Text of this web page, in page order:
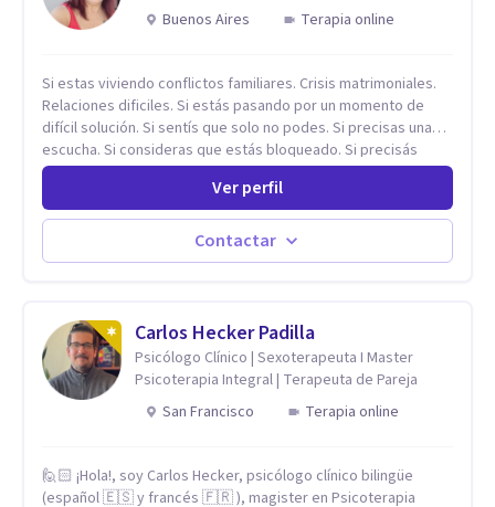
Buenos Aires
Terapia online
Si estas viviendo conflictos familiares. Crisis matrimoniales.
Relaciones dificiles. Si estás pasando por un momento de
difícil solución. Si sentís que solo no podes. Si precisas una
escucha. Si consideras que estás bloqueado. Si precisás
comprensión. Si no logras definir proyectos, objetivos,
sueños, deseos. Si pensás que lo que te pasa no es tan
grave, pero podría ayudar. Si estás en adicciones y tu
intención es hacer algo con lo que te está pasando. No dudes
en comunicarte a fin de comenzar a resolver la situación que
Ver perfil
Contactar
Carlos Hecker Padilla
Psicólogo Clínico | Sexoterapeuta I Master
Psicoterapia Integral | Terapeuta de Pareja
San Francisco
Terapia online
🙋🏻 ¡Hola!, soy Carlos Hecker, psicólogo clínico bilingüe
(español 🇪🇸 y francés 🇫🇷 ), magister en Psicoterapia